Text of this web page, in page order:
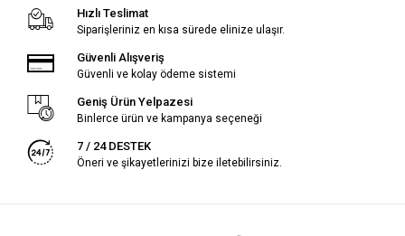
Hızlı Teslimat
Siparişleriniz en kısa sürede elinize ulaşır.
Güvenli Alışveriş
Güvenli ve kolay ödeme sistemi
Geniş Ürün Yelpazesi
Binlerce ürün ve kampanya seçeneği
7 / 24 DESTEK
Öneri ve şikayetlerinizi bize iletebilirsiniz.